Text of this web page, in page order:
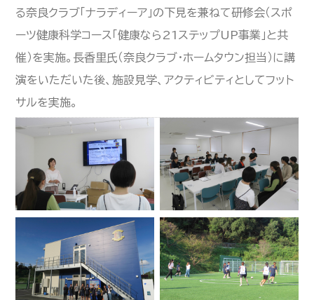
る奈良クラブ「ナラディーア」の下見を兼ねて研修会（スポ
ーツ健康科学コース「健康なら21ステップUP事業」と共
催）を実施。長香里氏（奈良クラブ・ホームタウン担当）に講
演をいただいた後、施設見学、アクティビティとしてフット
サルを実施。